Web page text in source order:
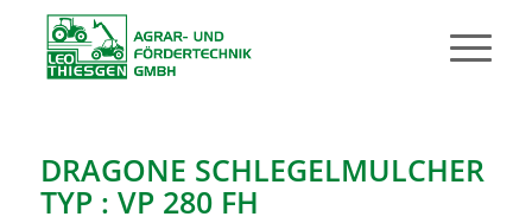
DRAGONE SCHLEGELMULCHER
TYP : VP 280 FH